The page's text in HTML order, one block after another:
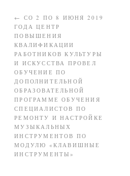
← СО 2 ПО 8 ИЮНЯ 2019
ГОДА ЦЕНТР
ПОВЫШЕНИЯ
КВАЛИФИКАЦИИ
РАБОТНИКОВ КУЛЬТУРЫ
И ИСКУССТВА ПРОВЕЛ
ОБУЧЕНИЕ ПО
ДОПОЛНИТЕЛЬНОЙ
ОБРАЗОВАТЕЛЬНОЙ
ПРОГРАММЕ ОБУЧЕНИЯ
СПЕЦИАЛИСТОВ ПО
РЕМОНТУ И НАСТРОЙКЕ
МУЗЫКАЛЬНЫХ
ИНСТРУМЕНТОВ ПО
МОДУЛЮ «КЛАВИШНЫЕ
ИНСТРУМЕНТЫ»